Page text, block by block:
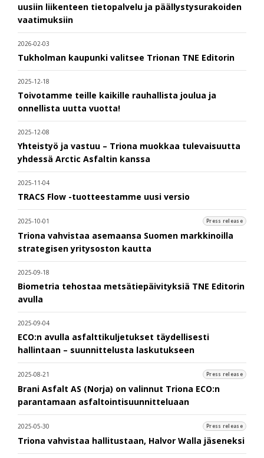
uusiin liikenteen tietopalvelu ja päällystysurakoiden
vaatimuksiin
2026-02-03
Tukholman kaupunki valitsee Trionan TNE Editorin
2025-12-18
Toivotamme teille kaikille rauhallista joulua ja
onnellista uutta vuotta!
2025-12-08
Yhteistyö ja vastuu – Triona muokkaa tulevaisuutta
yhdessä Arctic Asfaltin kanssa
2025-11-04
TRACS Flow -tuotteestamme uusi versio
2025-10-01 Press release
Triona vahvistaa asemaansa Suomen markkinoilla
strategisen yritysoston kautta
2025-09-18
Biometria tehostaa metsätiepäivityksiä TNE Editorin
avulla
2025-09-04
ECO:n avulla asfalttikuljetukset täydellisesti
hallintaan – suunnittelusta laskutukseen
2025-08-21 Press release
Brani Asfalt AS (Norja) on valinnut Triona ECO:n
parantamaan asfaltointisuunnitteluaan
2025-05-30 Press release
Triona vahvistaa hallitustaan, Halvor Walla jäseneksi